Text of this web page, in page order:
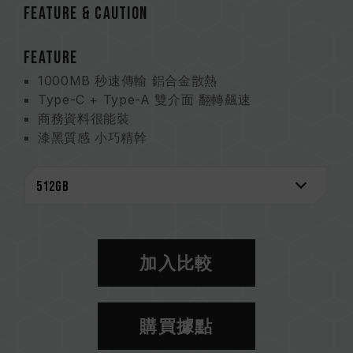
FEATURE & CAUTION
FEATURE
1000MB 秒速傳輸 鋁合金散熱
Type-C + Type-A 雙介面 翻轉飆速
商務資料很能裝
漆黑質感 小巧精幹
產品五年保固
加入比較
購買據點